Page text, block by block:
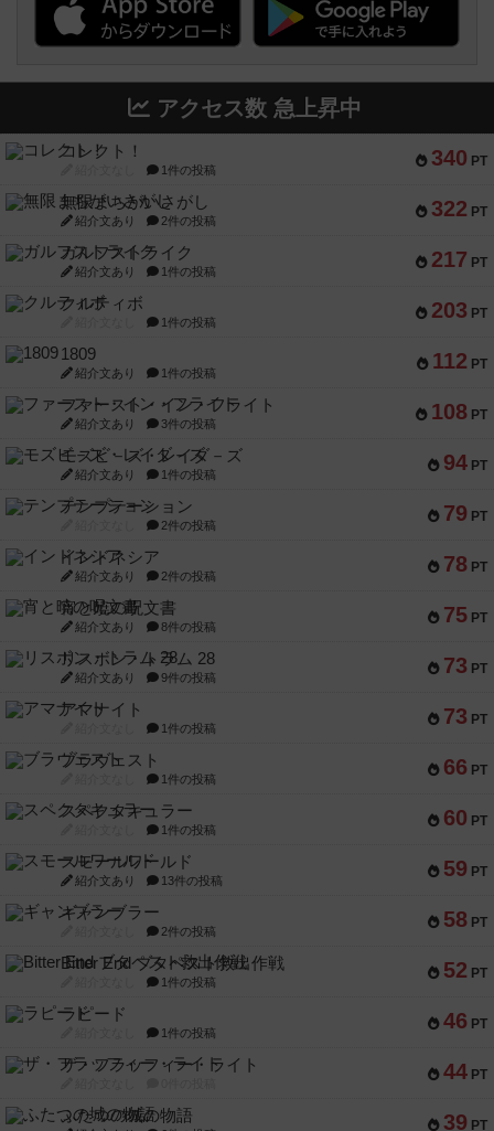
アクセス数 急上昇中
340 PT
コレクト！
1件の投稿
322 PT
無限まちがいさがし
紹介文あり 2件の投稿
217 PT
ガルフストライク
紹介文あり 1件の投稿
203 PT
クルティボ
1件の投稿
112 PT
1809
紹介文あり 1件の投稿
108 PT
ファースト・イン・フライト
紹介文あり 3件の投稿
94 PT
モズビ－ズ・レイダ－ズ
紹介文あり 1件の投稿
79 PT
テンプテーション
2件の投稿
78 PT
インドネシア
紹介文あり 2件の投稿
75 PT
宵と暁の呪文書
紹介文あり 8件の投稿
73 PT
リスボン・トラム 28
紹介文あり 9件の投稿
73 PT
アマナイト
1件の投稿
66 PT
ブラヴェスト
1件の投稿
60 PT
スペクタキュラー
1件の投稿
59 PT
スモールワールド
紹介文あり 13件の投稿
58 PT
ギャンブラー
2件の投稿
52 PT
Bitter End ブタペスト救出作戦
1件の投稿
46 PT
ラピード
1件の投稿
44 PT
ザ・フラッフィー・ライト
39 PT
ふたつの城の物語